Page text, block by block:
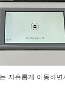
자유롭게 이동하